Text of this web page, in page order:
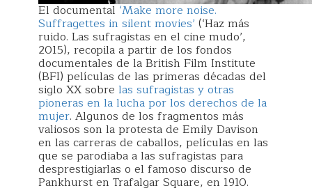
El documental‘Make more noise.
Suffragettes in silent movies’(‘Haz más
ruido. Las sufragistas en el cine mudo’,
2015), recopila a partir de los fondos
documentales de la British Film Institute
(BFI) películas de las primeras décadas del
siglo XX sobre las sufragistas y otras
pioneras en la lucha por los derechos de la
mujer. Algunos de los fragmentos más
valiosos son la protesta de Emily Davison
en las carreras de caballos, películas en las
que se parodiaba a las sufragistas para
desprestigiarlas o el famoso discurso de
Pankhurst en Trafalgar Square, en 1910.